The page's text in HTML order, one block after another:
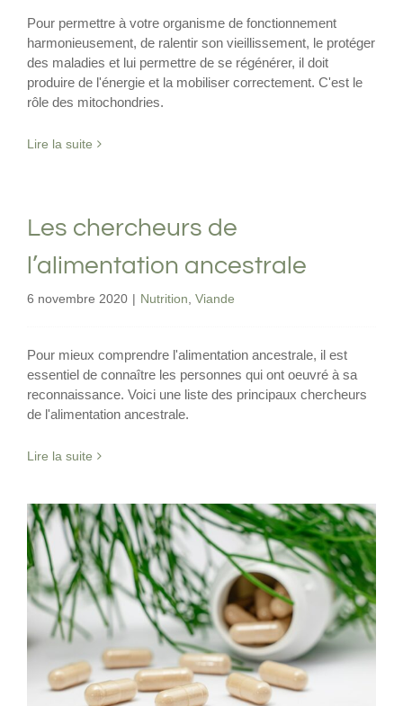
Pour permettre à votre organisme de fonctionnement
harmonieusement, de ralentir son vieillissement, le protéger
des maladies et lui permettre de se régénérer, il doit
produire de l'énergie et la mobiliser correctement. C'est le
rôle des mitochondries.
Lire la suite
Les chercheurs de
l’alimentation ancestrale
6 novembre 2020 | Nutrition Viande
Pour mieux comprendre l'alimentation ancestrale, il est
essentiel de connaître les personnes qui ont oeuvré à sa
reconnaissance. Voici une liste des principaux chercheurs
de l'alimentation ancestrale.
Lire la suite
Alimentation ancestrale et
compléments alimentaires
Abats Nutrition Supplémentation